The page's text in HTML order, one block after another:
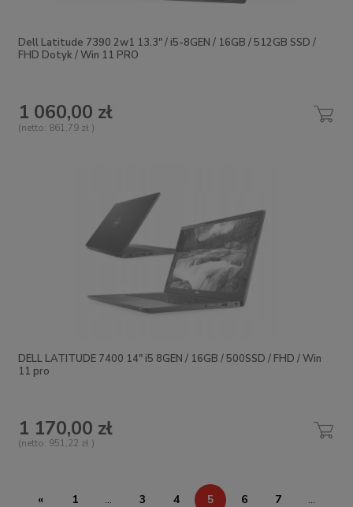
Dell Latitude 7390 2w1 13.3" / i5-8GEN / 16GB / 512GB SSD /
FHD Dotyk / Win 11 PRO
1 060,00 zł
(netto: 861,79 zł )
DELL LATITUDE 7400 14" i5 8GEN / 16GB / 500SSD / FHD / Win
11 pro
1 170,00 zł
(netto: 951,22 zł )
« 1 ... 3 4 5 6 7 ...